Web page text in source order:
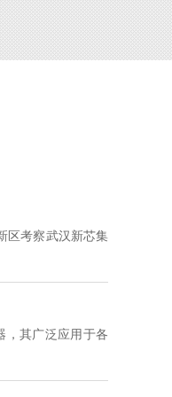
区考察武汉新芯集
，其广泛应用于各